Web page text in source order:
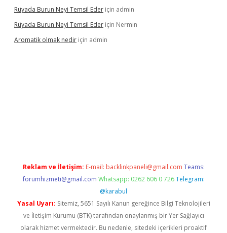
Rüyada Burun Neyi Temsil Eder için admin
Rüyada Burun Neyi Temsil Eder için Nermin
Aromatik olmak nedir için admin
Reklam ve İletişim: E-mail: backlinkpaneli@gmail.com Teams:
forumhizmeti@gmail.com Whatsapp: 0262 606 0 726 Telegram:
@karabul
Yasal Uyarı: Sitemiz, 5651 Sayılı Kanun gereğince Bilgi Teknolojileri
ve İletişim Kurumu (BTK) tarafından onaylanmış bir Yer Sağlayıcı
olarak hizmet vermektedir. Bu nedenle, sitedeki içerikleri proaktif